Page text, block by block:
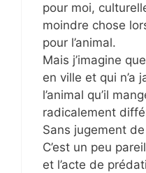
pour moi,
moindre chose
pour l’animal.
Mais j’imagine
en ville et qui n’a
l’animal qu’il
radicalement
Sans jugement
C’est un peu
et l’acte de